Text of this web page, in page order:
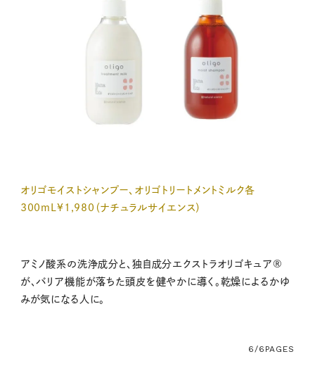
オリゴモイストシャンプー、オリゴトリートメントミルク各
300mL¥1,980（ナチュラルサイエンス）
アミノ酸系の洗浄成分と、独自成分エクストラオリゴキュア®
が、バリア機能が落ちた頭皮を健やかに導く。乾燥によるかゆ
みが気になる人に。
6/6 PAGES